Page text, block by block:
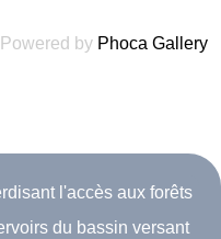
Powered by Phoca Gallery
l'accès aux forêts
du bassin versant